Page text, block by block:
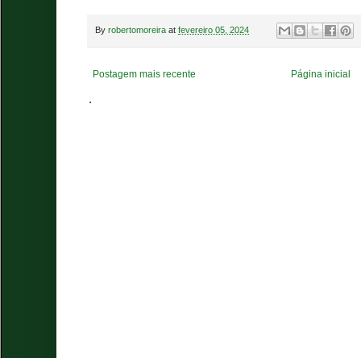
By robertomoreira at fevereiro 05, 2024
Postagem mais recente Página inicial
.